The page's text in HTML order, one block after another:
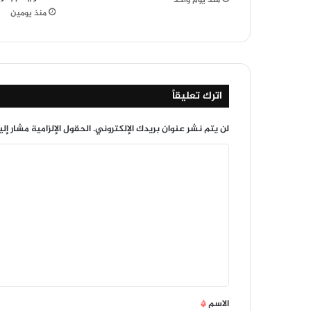
منذ يومين
اترك تعليقاً
لن يتم نشر عنوان بريدك الإلكتروني.الحقول الإلزامية مشار
*
الاسم*